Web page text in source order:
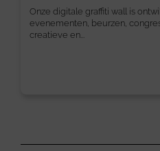
Onze digitale graffiti wall is
evenementen, beurzen,
creatieve en...